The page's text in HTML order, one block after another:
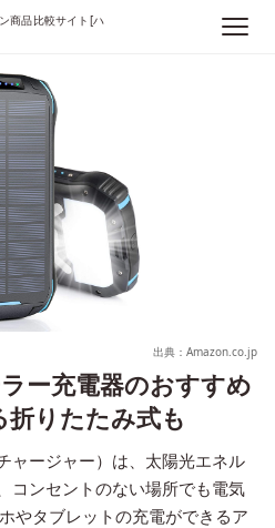
商品比較サイト[ハ
出典：Amazon.co.jp
ー充電器のおすすめ
りたたみ式も
ャージャー）は、太陽光エネル
コンセントのない場所でも電気
やタブレットの充電ができるア